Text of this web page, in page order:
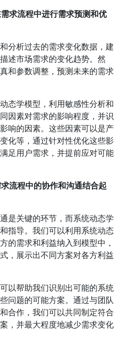
求流程中进行需求预测和优
分析过去的需求变化数据，建
述市场需求的变化趋势。然
和参数调整，预测未来的需求
态学模型，利用敏感性分析和
因素对需求的影响程度，并识
响的因素。这些因素可以是产
化等，通过针对性优化这些影
足用户需求，并提前应对可能
流程中的协作和沟通结合起
是关键的环节，而系统动态学
指导。我们可以利用系统动态
的需求和利益纳入到模型中，
，展示出不同方案对各方利益
以帮助我们识别出可能的系统
问题的可能方案。通过与团队
合作，我们可以共同制定符合
，并最大程度地减少需求变化